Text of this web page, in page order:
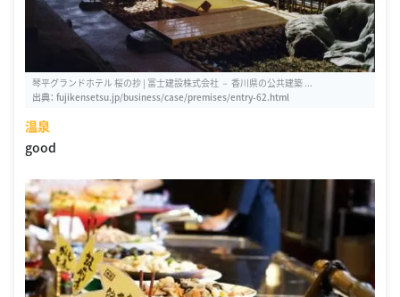
琴平グランドホテル 桜の抄 | 富士建設株式会社 － 香川県の公共建築 ...
出典： fujikensetsu.jp/business/case/premises/entry-62.html
温泉
good